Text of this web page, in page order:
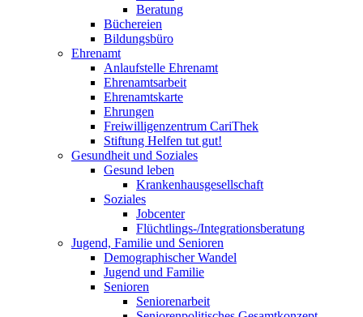
Beratung
Büchereien
Bildungsbüro
Ehrenamt
Anlaufstelle Ehrenamt
Ehrenamtsarbeit
Ehrenamtskarte
Ehrungen
Freiwilligenzentrum CariThek
Stiftung Helfen tut gut!
Gesundheit und Soziales
Gesund leben
Krankenhausgesellschaft
Soziales
Jobcenter
Flüchtlings-/Integrationsberatung
Jugend, Familie und Senioren
Demographischer Wandel
Jugend und Familie
Senioren
Seniorenarbeit